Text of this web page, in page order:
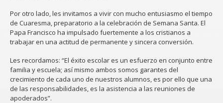
Por otro lado, les invitamos a vivir con mucho entusiasmo el tiempo
de Cuaresma, preparatorio a la celebración de Semana Santa. El
Papa Francisco ha impulsado fuertemente a los cristianos a
trabajar en una actitud de permanente y sincera conversión.
Les recordamos: “El éxito escolar es un esfuerzo en conjunto entre
familia y escuela; así mismo ambos somos garantes del
crecimiento de cada uno de nuestros alumnos, es por ello que una
de las responsabilidades, es la asistencia a las reuniones de
apoderados”.